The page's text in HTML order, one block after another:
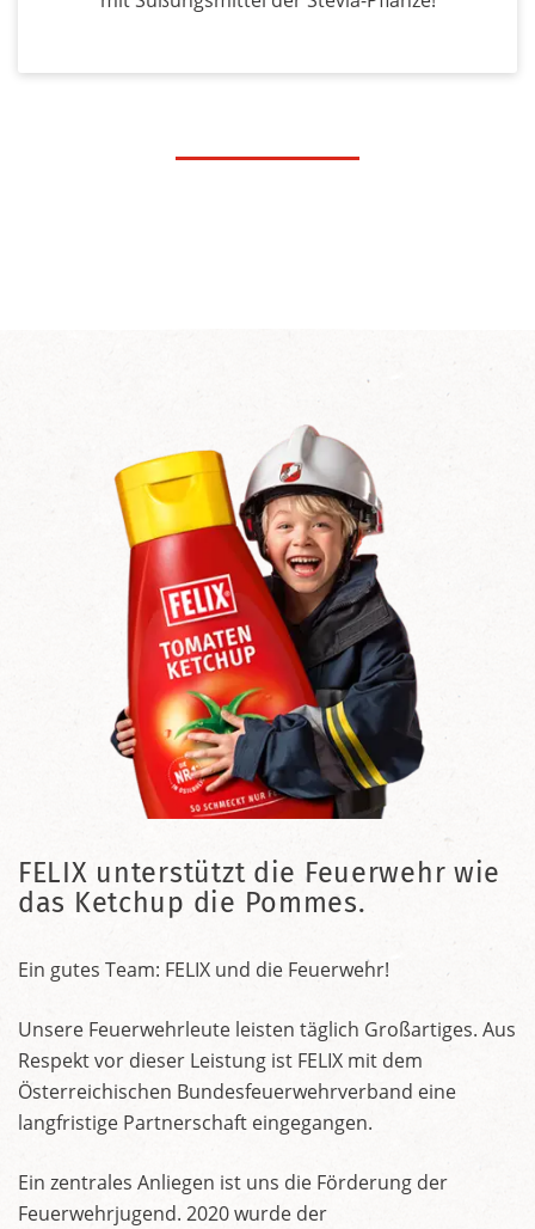
FELIX unterstützt die Feuerwehr wie
das Ketchup die Pommes.
Ein gutes Team: FELIX und die Feuerwehr!
Unsere Feuerwehrleute leisten täglich Großartiges. Aus
Respekt vor dieser Leistung ist FELIX mit dem
Österreichischen Bundesfeuerwehrverband eine
langfristige Partnerschaft eingegangen.
Ein zentrales Anliegen ist uns die Förderung der
Feuerwehrjugend. 2020 wurde der